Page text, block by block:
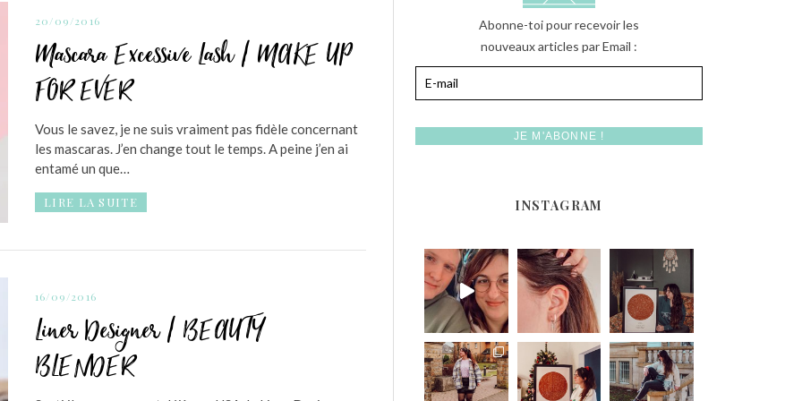
20/09/2016
Mascara Excessive Lash / MAKE UP
FOR EVER
Vous le savez, je ne suis vraiment pas fidèle concernant
les mascaras. J’en change tout le temps. A peine j’en ai
entamé un que…
LIRE LA SUITE
16/09/2016
Liner Designer / BEAUTY
BLENDER
Abonne-toi pour recevoir les
nouveaux articles par Email :
INSTAGRAM